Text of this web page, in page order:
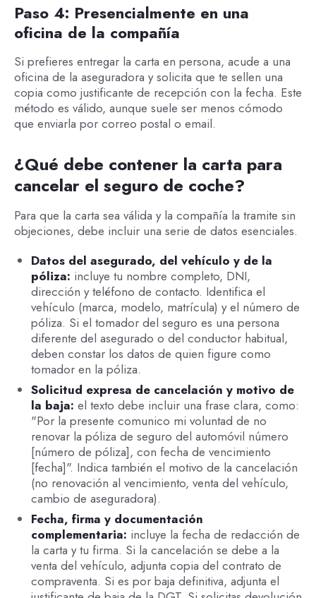
Paso 4: Presencialmente en una
oficina de la compañía
Si prefieres entregar la carta en persona, acude a una
oficina de la aseguradora y solicita que te sellen una
copia como justificante de recepción con la fecha. Este
método es válido, aunque suele ser menos cómodo
que enviarla por correo postal o email.
¿Qué debe contener la carta para
cancelar el seguro de coche?
Para que la carta sea válida y la compañía la tramite sin
objeciones, debe incluir una serie de datos esenciales.
Datos del asegurado, del vehículo y de la
póliza: incluye tu nombre completo, DNI,
dirección y teléfono de contacto. Identifica el
vehículo (marca, modelo, matrícula) y el número de
póliza. Si el tomador del seguro es una persona
diferente del asegurado o del conductor habitual,
deben constar los datos de quien figure como
tomador en la póliza.
Solicitud expresa de cancelación y motivo de
la baja: el texto debe incluir una frase clara, como:
"Por la presente comunico mi voluntad de no
renovar la póliza de seguro del automóvil número
[número de póliza], con fecha de vencimiento
[fecha]". Indica también el motivo de la cancelación
(no renovación al vencimiento, venta del vehículo,
cambio de aseguradora).
Fecha, firma y documentación
complementaria: incluye la fecha de redacción de
la carta y tu firma. Si la cancelación se debe a la
venta del vehículo, adjunta copia del contrato de
compraventa. Si es por baja definitiva, adjunta el